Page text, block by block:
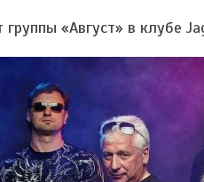
«Август» в клубе